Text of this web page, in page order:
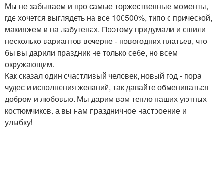
Мы не забываем и про самые торжественные моменты,
где хочется выглядеть на все 100500%, типо с прической,
макияжем и на лабутенах. Поэтому придумали и сшили
несколько вариантов вечерне - новогодних платьев, что
бы вы дарили праздник не только себе, но всем
окружающим.
Как сказал один счастливый человек, новый год - пора
чудес и исполнения желаний, так давайте обмениваться
добром и любовью. Мы дарим вам тепло наших уютных
костюмчиков, а вы нам праздничное настроение и
улыбку!